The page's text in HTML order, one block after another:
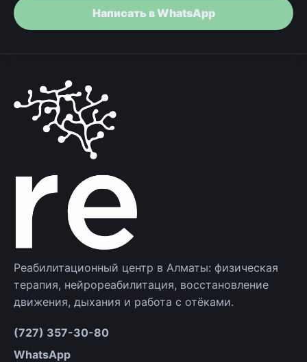
Написать в WhatsApp
Реабилитационный центр в Алматы: физическая
терапия, нейрореабилитация, восстановление
движения, дыхания и работа с отёками.
(727) 357-30-80
WhatsApp